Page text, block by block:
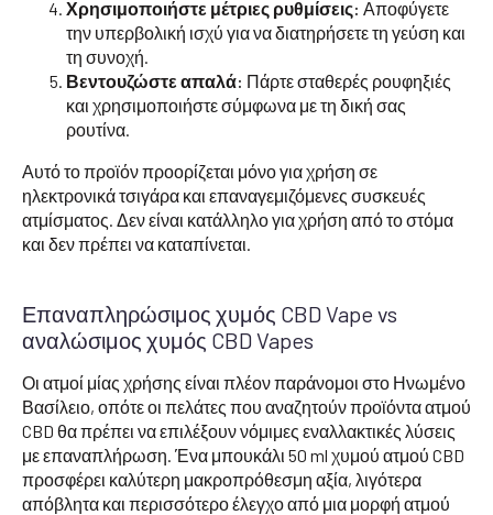
Χρησιμοποιήστε μέτριες ρυθμίσεις: Αποφύγετε
την υπερβολική ισχύ για να διατηρήσετε τη γεύση και
τη συνοχή.
Βεντουζώστε απαλά: Πάρτε σταθερές ρουφηξιές
και χρησιμοποιήστε σύμφωνα με τη δική σας
ρουτίνα.
Αυτό το προϊόν προορίζεται μόνο για χρήση σε
ηλεκτρονικά τσιγάρα και επαναγεμιζόμενες συσκευές
ατμίσματος. Δεν είναι κατάλληλο για χρήση από το στόμα
και δεν πρέπει να καταπίνεται.
Επαναπληρώσιμος χυμός CBD Vape vs
αναλώσιμος χυμός CBD Vapes
Οι ατμοί μίας χρήσης είναι πλέον παράνομοι στο Ηνωμένο
Βασίλειο, οπότε οι πελάτες που αναζητούν προϊόντα ατμού
CBD θα πρέπει να επιλέξουν νόμιμες εναλλακτικές λύσεις
με επαναπλήρωση. Ένα μπουκάλι 50 ml χυμού ατμού CBD
προσφέρει καλύτερη μακροπρόθεσμη αξία, λιγότερα
απόβλητα και περισσότερο έλεγχο από μια μορφή ατμού